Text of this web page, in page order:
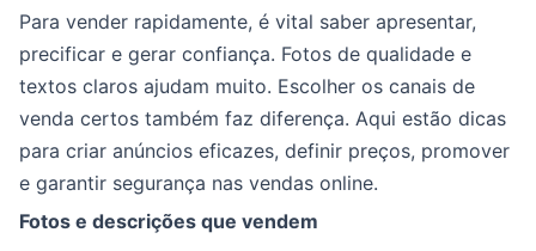
Para vender rapidamente, é vital saber apresentar,
precificar e gerar confiança. Fotos de qualidade e
textos claros ajudam muito. Escolher os canais de
venda certos também faz diferença. Aqui estão dicas
para criar anúncios eficazes, definir preços, promover
e garantir segurança nas vendas online.
Fotos e descrições que vendem